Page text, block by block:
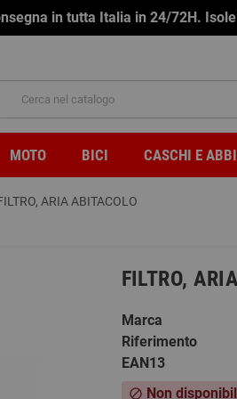
in tutta Italia in 24/72H.
MOTO BICI CASCHI E
ARIA ABITACOLO
FILTRO,
Marca
Riferimento
EAN13
block Non